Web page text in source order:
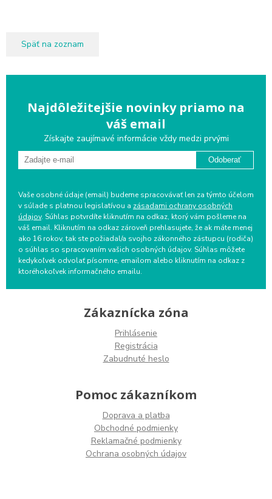
Späť na zoznam
Najdôležitejšie novinky priamo na
váš email
Získajte zaujímavé informácie vždy medzi prvými
Odoberať
Vaše osobné údaje (email) budeme spracovávať len za týmto účelom
v súlade s platnou legislatívou a zásadami ochrany osobných
údajov. Súhlas potvrdíte kliknutím na odkaz, ktorý vám pošleme na
váš email. Kliknutím na odkaz zároveň prehlasujete, že ak máte menej
ako 16 rokov, tak ste požiadal/a svojho zákonného zástupcu (rodiča)
o súhlas so spracovaním vašich osobných údajov. Súhlas môžete
kedykoľvek odvolať písomne, emailom alebo kliknutím na odkaz z
ktoréhokoľvek informačného emailu.
Zákaznícka zóna
Prihlásenie
Registrácia
Zabudnuté heslo
Pomoc zákazníkom
Doprava a platba
Obchodné podmienky
Reklamačné podmienky
Ochrana osobných údajov